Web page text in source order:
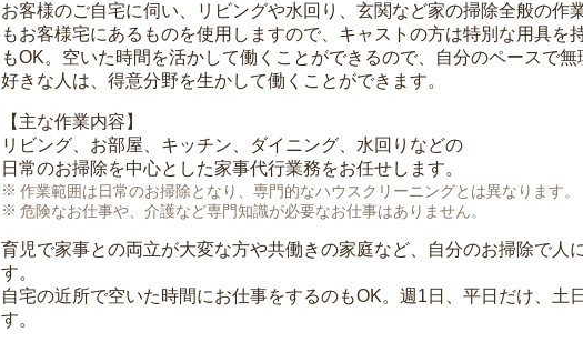
お客様のご自宅に伺い、リビングや水回り、玄関など家の掃除全般の作
もお客様宅にあるものを使用しますので、キャストの方は特別な用具を
もOK。空いた時間を活かして働くことができるので、自分のペースで
好きな人は、得意分野を生かして働くことができます。
【主な作業内容】
リビング、お部屋、キッチン、ダイニング、水回りなどの
日常のお掃除を中心とした家事代行業務をお任せします。
作業範囲は日常のお掃除となり、専門的なハウスクリーニングとは異なります。
危険なお仕事や、介護など専門知識が必要なお仕事はありません。
育児で家事との両立が大変な方や共働きの家庭など、自分のお掃除で人
す。
自宅の近所で空いた時間にお仕事をするのもOK。週1日、平日だけ、土
す。